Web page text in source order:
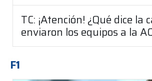
TC: ¡Atención! ¿Qué dice la
enviaron los equipos a la
F1